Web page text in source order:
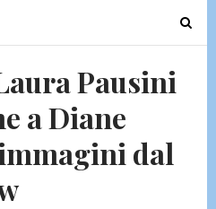
T
o
Pausini
a Diane
dal